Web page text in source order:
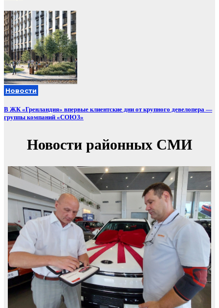
Новости
В ЖК «Гренландия» впервые клиентские дни от крупного девелопера —
группы компаний «СОЮЗ»